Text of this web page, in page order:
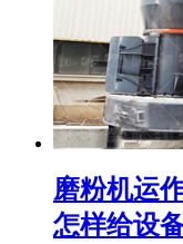
磨粉机运
怎样给设